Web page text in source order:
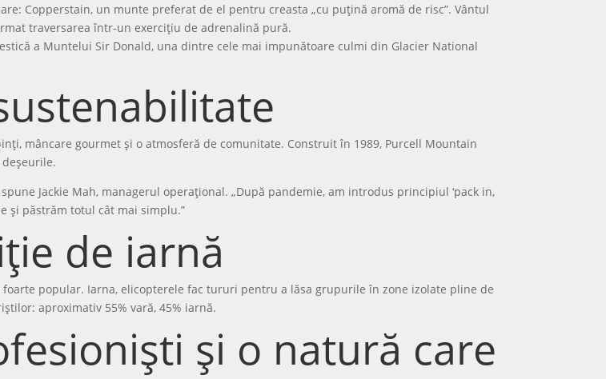
Copperstain, un munte preferat de el pentru creasta „cu puțină aromă de risc”. Vântul
traversarea într-un exercițiu de adrenalină pură.
a Muntelui Sir Donald, una dintre cele mai impunătoare culmi din Glacier National
mâncare gourmet și o atmosferă de comunitate. Construit în 1989, Purcell Mountain
Jackie Mah, managerul operațional. „După pandemie, am introdus principiul ‘pack in,
și păstrăm totul cât mai simplu.”
de iarnă
popular. Iarna, elicopterele fac tururi pentru a lăsa grupurile în zone izolate pline de
aproximativ 55% vară, 45% iarnă.
și o natură care